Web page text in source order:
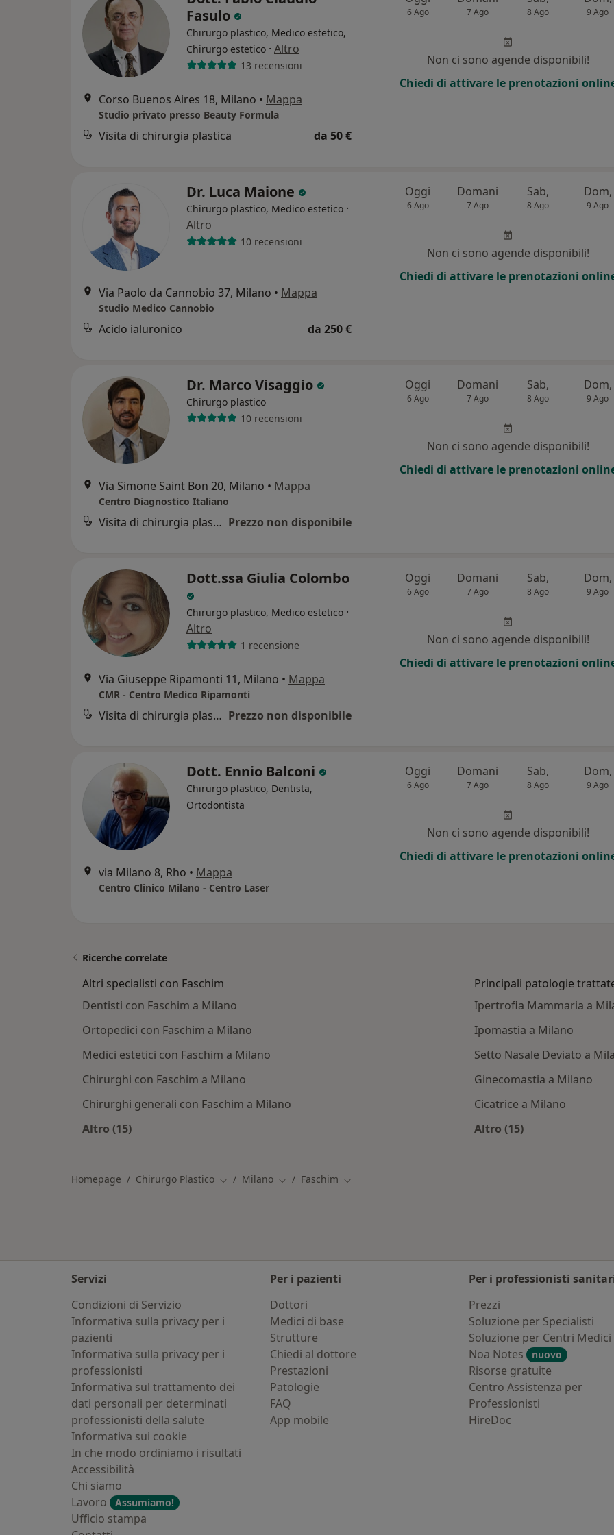
Fasulo
Chirurgo plastico, Medico estetico,
Chirurgo estetico · Altro
13 recensioni
Corso Buenos Aires 18, Milano • Mappa
Studio privato presso Beauty Formula
Visita di chirurgia plastica da 50 €
6 Ago 7 Ago 8 Ago 9 Ago
Non ci sono agende disponibili!
Chiedi di attivare le prenotazioni
Dr. Luca Maione
Chirurgo plastico, Medico estetico ·
Altro
10 recensioni
Via Paolo da Cannobio 37, Milano • Mappa
Studio Medico Cannobio
Acido ialuronico da 250 €
Oggi
6 Ago
Domani
7 Ago
Sab,
8 Ago
Dom,
9 Ago
Non ci sono agende disponibili!
Chiedi di attivare le prenotazioni
Dr. Marco Visaggio
Chirurgo plastico
10 recensioni
Via Simone Saint Bon 20, Milano • Mappa
Centro Diagnostico Italiano
Visita di chirurgia plastica Prezzo non disponibile
Oggi
6 Ago
Domani
7 Ago
Sab,
8 Ago
Dom,
9 Ago
Non ci sono agende disponibili!
Chiedi di attivare le prenotazioni
Dott.ssa Giulia Colombo
Chirurgo plastico, Medico estetico ·
Altro
1 recensione
Via Giuseppe Ripamonti 11, Milano • Mappa
CMR - Centro Medico Ripamonti
Visita di chirurgia plastica Prezzo non disponibile
Oggi
6 Ago
Domani
7 Ago
Sab,
8 Ago
Dom,
9 Ago
Non ci sono agende disponibili!
Chiedi di attivare le prenotazioni
Dott. Ennio Balconi
Chirurgo plastico, Dentista,
Ortodontista
via Milano 8, Rho • Mappa
Centro Clinico Milano - Centro Laser
Oggi
6 Ago
Domani
7 Ago
Sab,
8 Ago
Dom,
9 Ago
Non ci sono agende disponibili!
Chiedi di attivare le prenotazioni
Ricerche correlate
Altri specialisti con Faschim
Dentisti con Faschim a Milano
Ortopedici con Faschim a Milano
Medici estetici con Faschim a Milano
Chirurghi con Faschim a Milano
Chirurghi generali con Faschim a Milano
Altro (15)
Principali patologie
Ipertrofia Mammaria a
Ipomastia a Milano
Setto Nasale Deviato a
Ginecomastia a Milano
Cicatrice a Milano
Altro (15)
Homepage Chirurgo Plastico Cambia città
Milano Cambia città
Faschim Cambia città
Servizi
Condizioni di Servizio
Informativa sulla privacy per i
pazienti
Informativa sulla privacy per i
professionisti
Informativa sul trattamento dei
dati personali per determinati
professionisti della salute
Informativa sui cookie
In che modo ordiniamo i risultati
Accessibilità
Chi siamo
Lavoro
Assumiamo!
Ufficio stampa
Per i pazienti
Dottori
Medici di base
Strutture
Chiedi al dottore
Prestazioni
Patologie
FAQ
App mobile
Per i professionisti
Prezzi
Soluzione per Specialisti
Soluzione per Centri Medici
Noa Notes
nuovo
Risorse gratuite
Centro Assistenza per
Professionisti
HireDoc